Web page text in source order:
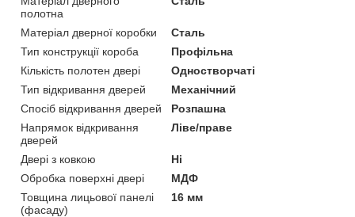
полотна
Матеріал дверної коробки
Сталь
Тип конструкції короба
Профільна
Кількість полотен двері
Одностворчаті
Тип відкривання дверей
Механічний
Спосіб відкривання дверей
Розпашна
Напрямок відкривання
дверей
Ліве/праве
Двері з ковкою
Ні
Обробка поверхні двері
МДФ
Товщина лицьової панелі
(фасаду)
16 мм